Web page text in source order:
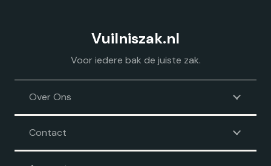
Vuilniszak.nl
Voor iedere bak de juiste zak.
Over Ons
Contact